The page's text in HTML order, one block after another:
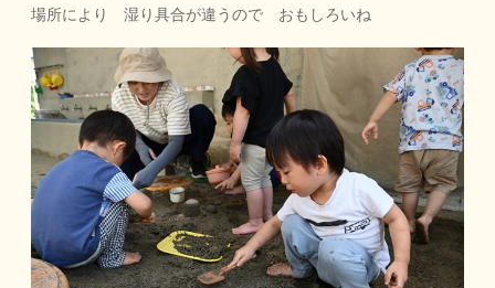
場所により 湿り具合が違うので おもしろいね